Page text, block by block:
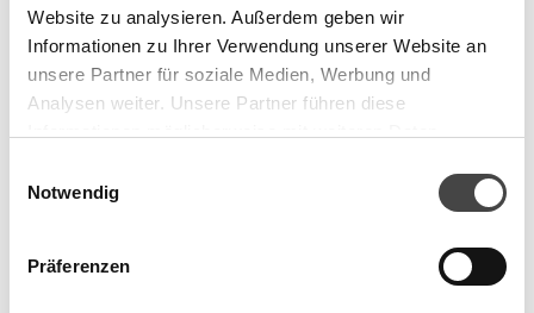
Website zu analysieren. Außerdem geben wir
Informationen zu Ihrer Verwendung unserer Website an
unsere Partner für soziale Medien, Werbung und
Analysen weiter. Unsere Partner führen diese
sie im Rahmen Ihrer Nutzung der Dienste gesammelt
Notwendig
Präferenzen
Update Password
your current password.